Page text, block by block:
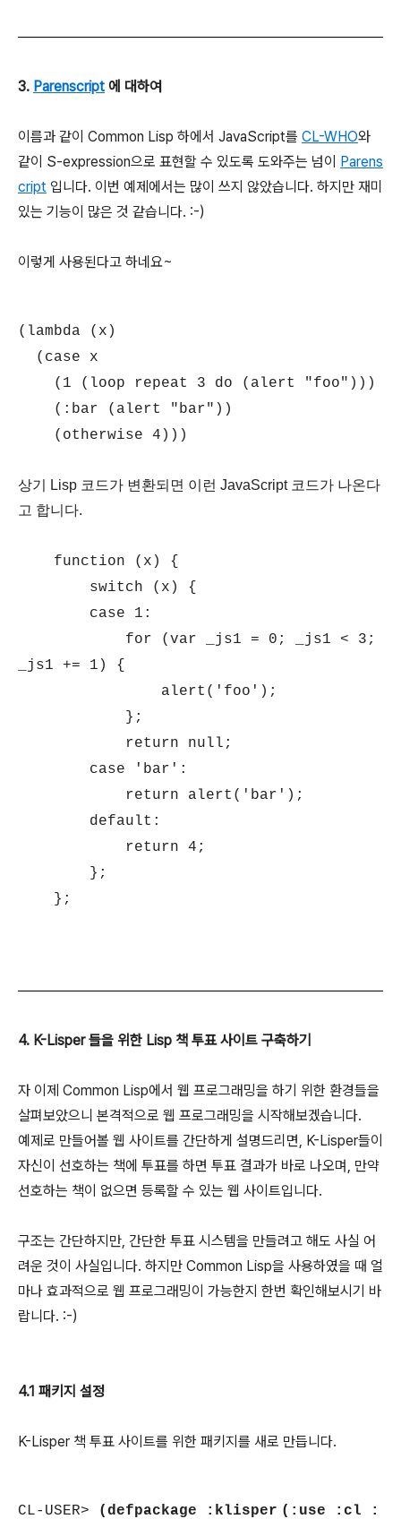
3. Parenscript 에 대하여
이름과 같이 Common Lisp 하에서 JavaScript를 CL-WHO와
같이 S-expression으로 표현할 수 있도록 도와주는 넘이 Parens
cript 입니다. 이번 예제에서는 많이 쓰지 않았습니다. 하지만 재미
있는 기능이 많은 것 같습니다. :-)
이렇게 사용된다고 하네요~
(lambda (x)
(case x
(1 (loop repeat 3 do (alert "foo")))
(:bar (alert "bar"))
(otherwise 4)))
상기 Lisp 코드가 변환되면 이런 JavaScript 코드가 나온다
고 합니다.
function (x) {
switch (x) {
case 1:
for (var _js1 = 0; _js1 < 3;
_js1 += 1) {
alert('foo');
};
return null;
case 'bar':
return alert('bar');
default:
return 4;
};
};
4. K-Lisper 들을 위한 Lisp 책 투표 사이트 구축하기
자 이제 Common Lisp에서 웹 프로그래밍을 하기 위한 환경들을
살펴보았으니 본격적으로 웹 프로그래밍을 시작해보겠습니다.
예제로 만들어볼 웹 사이트를 간단하게 설명드리면, K-Lisper들이
자신이 선호하는 책에 투표를 하면 투표 결과가 바로 나오며, 만약
선호하는 책이 없으면 등록할 수 있는 웹 사이트입니다.
구조는 간단하지만, 간단한 투표 시스템을 만들려고 해도 사실 어
려운 것이 사실입니다. 하지만 Common Lisp을 사용하였을 때 얼
마나 효과적으로 웹 프로그래밍이 가능한지 한번 확인해보시기 바
랍니다. :-)
4.1 패키지 설정
K-Lisper 책 투표 사이트를 위한 패키지를 새로 만듭니다.
CL-USER> (defpackage :klisper (:use :cl :